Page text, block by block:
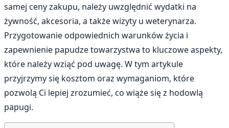
samej ceny zakupu, należy uwzględnić wydatki na
żywność, akcesoria, a także wizyty u weterynarza.
Przygotowanie odpowiednich warunków życia i
zapewnienie papudze towarzystwa to kluczowe aspekty,
które należy wziąć pod uwagę. W tym artykule
przyjrzymy się kosztom oraz wymaganiom, które
pozwolą Ci lepiej zrozumieć, co wiąże się z hodowlą
papugi.